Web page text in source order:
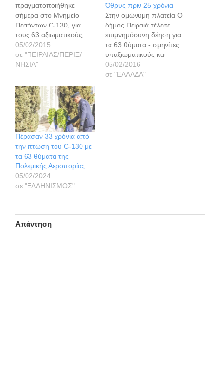
πραγματοποιήθηκε
σήμερα στο Μνημείο
Πεσόντων C-130, για
τους 63 αξιωματικούς,
υπαξιωματικούς και
σμηνίτες της Πολεμικής
Αεροπορίας, που
πρόεδρος του δημοτικού
συμβουλίου Πειραιά,
αντιπτέραρχος ε.α.
Γιώργος Δαβάκης, που
εκπροσώπησε
τον δήμαρχο Γιάννη
Μώραλη, μιλώντας στην
πλατεία C-130, μπροστά
στο μνημείο των
θυμάτων,…
05/02/2015
σε "ΠΕΙΡΑΙΑΣ/ΠΕΡΙΞ/
ΝΗΣΙΑ"
Όθρυς πριν 25 χρόνια
Στην ομώνυμη πλατεία Ο
δήμος Πειραιά τέλεσε
επιμνημόσυνη δέηση για
τα 63 θύματα - σμηνίτες
υπαξιωματικούς και
αξιωματικούς - του C-
130, που συνετρίβη στο
05/02/2016
σε "ΕΛΛΑΔΑ"
Πέρασαν 33 χρόνια από
την πτώση του C-130 με
τα 63 θύματα της
Πολεμικής Αεροπορίας
05/02/2024
σε "ΕΛΛΗΝΙΣΜΟΣ"
Απάντηση